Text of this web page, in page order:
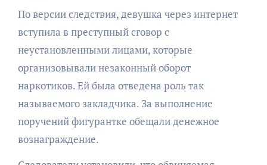
По версии следствия, девушка через интернет
вступила в преступный сговор с
неустановленными лицами, которые
организовывали незаконный оборот
наркотиков. Ей была отведена роль так
называемого закладчика. За выполнение
поручений фигурантке обещали денежное
вознаграждение.